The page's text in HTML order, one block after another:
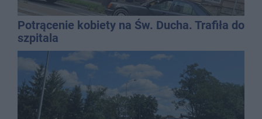
Potrącenie kobiety na Św. Ducha. Trafiła do
szpitala